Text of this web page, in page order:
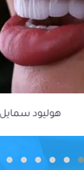
هوليود سمايل